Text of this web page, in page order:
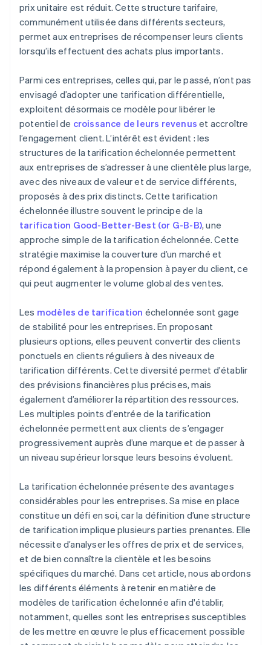
prix unitaire est réduit. Cette structure tarifaire,
communément utilisée dans différents secteurs,
permet aux entreprises de récompenser leurs clients
lorsqu’ils effectuent des achats plus importants.
Parmi ces entreprises, celles qui, par le passé, n’ont pas
envisagé d’adopter une tarification différentielle,
exploitent désormais ce modèle pour libérer le
potentiel de croissance de leurs revenus et accroître
l’engagement client. L’intérêt est évident : les
structures de la tarification échelonnée permettent
aux entreprises de s’adresser à une clientèle plus large,
avec des niveaux de valeur et de service différents,
proposés à des prix distincts. Cette tarification
échelonnée illustre souvent le principe de la
tarification Good-Better-Best (or G-B-B), une
approche simple de la tarification échelonnée. Cette
stratégie maximise la couverture d’un marché et
répond également à la propension à payer du client, ce
qui peut augmenter le volume global des ventes.
Les modèles de tarification échelonnée sont gage
de stabilité pour les entreprises. En proposant
plusieurs options, elles peuvent convertir des clients
ponctuels en clients réguliers à des niveaux de
tarification différents. Cette diversité permet d'établir
des prévisions financières plus précises, mais
également d’améliorer la répartition des ressources.
Les multiples points d’entrée de la tarification
échelonnée permettent aux clients de s’engager
progressivement auprès d’une marque et de passer à
un niveau supérieur lorsque leurs besoins évoluent.
La tarification échelonnée présente des avantages
considérables pour les entreprises. Sa mise en place
constitue un défi en soi, car la définition d’une structure
de tarification implique plusieurs parties prenantes. Elle
nécessite d’analyser les offres de prix et de services,
et de bien connaître la clientèle et les besoins
spécifiques du marché. Dans cet article, nous abordons
les différents éléments à retenir en matière de
modèles de tarification échelonnée afin d'établir,
notamment, quelles sont les entreprises susceptibles
de les mettre en œuvre le plus efficacement possible